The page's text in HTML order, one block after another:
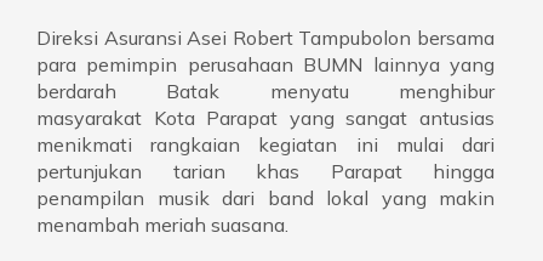
Direksi Asuransi Asei Robert Tampubolon bersama
para pemimpin perusahaan BUMN lainnya yang
berdarah Batak menyatu menghibur
masyarakat Kota Parapat yang sangat antusias
menikmati rangkaian kegiatan ini mulai dari
pertunjukan tarian khas Parapat hingga
penampilan musik dari band lokal yang makin
menambah meriah suasana.